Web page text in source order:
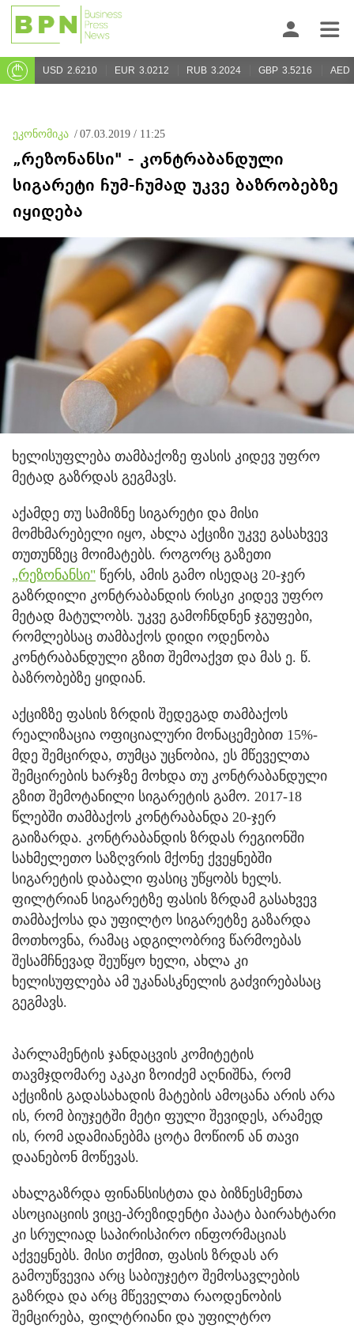
USD 2.6210 EUR 3.0212 RUB 3.2024 GBP 3.5216 AED
ეკონომიკა / 07.03.2019 / 11:25
„რეზონანსი" - კონტრაბანდული
სიგარეტი ჩუმ-ჩუმად უკვე ბაზრობებზე
იყიდება
ხელისუფლება თამბაქოზე ფასის კიდევ უფრო
მეტად გაზრდას გეგმავს.
აქამდე თუ სამიზნე სიგარეტი და მისი
მომხმარებელი იყო, ახლა აქციზი უკვე გასახვევ
თუთუნზეც მოიმატებს. როგორც გაზეთი
„რეზონანსი" წერს, ამის გამო ისედაც 20-ჯერ
გაზრდილი კონტრაბანდის რისკი კიდევ უფრო
მეტად მატულობს. უკვე გამოჩნდნენ ჯგუფები,
რომლებსაც თამბაქოს დიდი ოდენობა
კონტრაბანდული გზით შემოაქვთ და მას ე. წ.
ბაზრობებზე ყიდიან.
აქციზზე ფასის ზრდის შედეგად თამბაქოს
რეალიზაცია ოფიციალური მონაცემებით 15%-
მდე შემცირდა, თუმცა უცნობია, ეს მწეველთა
შემცირების ხარჯზე მოხდა თუ კონტრაბანდული
გზით შემოტანილი სიგარეტის გამო. 2017-18
წლებში თამბაქოს კონტრაბანდა 20-ჯერ
გაიზარდა. კონტრაბანდის ზრდას რეგიონში
სახმელეთო საზღვრის მქონე ქვეყნებში
სიგარეტის დაბალი ფასიც უწყობს ხელს.
ფილტრიან სიგარეტზე ფასის ზრდამ გასახვევ
თამბაქოსა და უფილტო სიგარეტზე გაზარდა
მოთხოვნა, რამაც ადგილობრივ წარმოებას
შესამჩნევად შეუწყო ხელი, ახლა კი
ხელისუფლება ამ უკანასკნელის გაძვირებასაც
გეგმავს.
პარლამენტის ჯანდაცვის კომიტეტის
თავმჯდომარე აკაკი ზოიძემ აღნიშნა, რომ
აქციზის გადასახადის მატების ამოცანა არის არა
ის, რომ ბიუჯეტში მეტი ფული შევიდეს, არამედ
ის, რომ ადამიანებმა ცოტა მოწიონ ან თავი
დაანებონ მოწევას.
ახალგაზრდა ფინანსისტთა და ბიზნესმენთა
ასოციაციის ვიცე-პრეზიდენტი პაატა ბაირახტარი
კი სრულიად საპირისპირო ინფორმაციას
აქვეყნებს. მისი თქმით, ფასის ზრდას არ
გამოუწვევია არც საბიუჯეტო შემოსავლების
გაზრდა და არც მწეველთა რაოდენობის
შემცირება, ფილტრიანი და უფილტრო